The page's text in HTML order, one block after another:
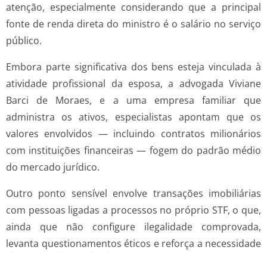
atenção, especialmente considerando que a principal
fonte de renda direta do ministro é o salário no serviço
público.
Embora parte significativa dos bens esteja vinculada à
atividade profissional da esposa, a advogada Viviane
Barci de Moraes, e a uma empresa familiar que
administra os ativos, especialistas apontam que os
valores envolvidos — incluindo contratos milionários
com instituições financeiras — fogem do padrão médio
do mercado jurídico.
Outro ponto sensível envolve transações imobiliárias
com pessoas ligadas a processos no próprio STF, o que,
ainda que não configure ilegalidade comprovada,
levanta questionamentos éticos e reforça a necessidade